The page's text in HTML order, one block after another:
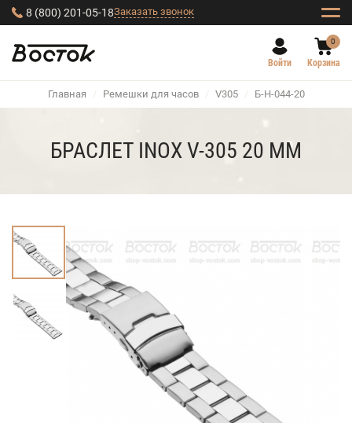
8 (800) 201-05-18Заказать звонок
Войти
0
Корзина
Главная / Ремешки для часов / V305 / Б-Н-044-20
БРАСЛЕТ INOX V-305 20 ММ